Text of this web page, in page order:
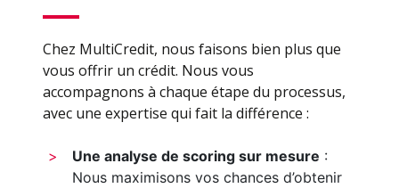
Chez MultiCredit, nous faisons bien plus que
vous offrir un crédit. Nous vous
accompagnons à chaque étape du processus,
avec une expertise qui fait la différence :
Une analyse de scoring sur mesure :
Nous maximisons vos chances d’obtenir